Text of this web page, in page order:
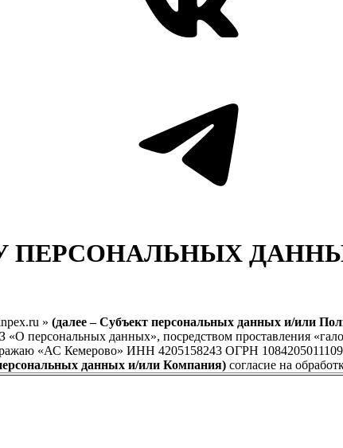
ПЕРСОНАЛЬНЫХ
» (далее – Субъект персональных данных и/или
персональных данных», посредством проставления
«АС Кемерово» ИНН 4205158243 ОГРН 1084205011109,
данных и/или Компания) согласие на